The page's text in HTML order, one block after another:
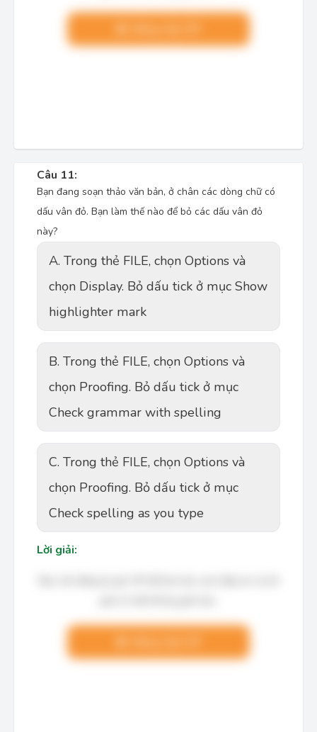
Câu 11:
Bạn đang soạn thảo văn bản, ở chân các dòng chữ có
dấu vân đỏ. Bạn làm thế nào để bỏ các dấu vân đỏ
này?
A. Trong thẻ FILE, chọn Options và
chọn Display. Bỏ dấu tick ở mục Show
highlighter mark
B. Trong thẻ FILE, chọn Options và
chọn Proofing. Bỏ dấu tick ở mục
Check grammar with spelling
C. Trong thẻ FILE, chọn Options và
chọn Proofing. Bỏ dấu tick ở mục
Check spelling as you type
Lời giải: